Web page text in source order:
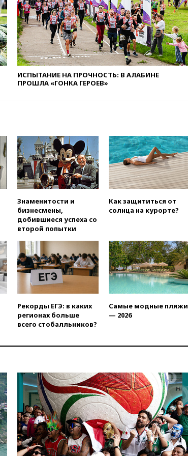
08:51Осужденный в России
американец Гилман
находится при смерти
08:22В Екатеринбурге
атакован склад Wildberries
07:52В Таиланде ученик
устроил стрельбу в школе:
есть жертвы
07:00Лесной пожар в 30
06:00
Суд обязал Meta
выплатить $567 млн по делу о
вреде психическому
здоровью детей
05:51
Трамп подписал указ
против «родильного туризма»
Суд взыскал почти 5 млн
рублей в пользу семьи
мальчика
03:00
МИД РФ: попытки Запада
рассорить Россию и Казахстан
обречены на провал
Ни один водоем Англии
химической безопасности
01:00
ракетах и системах Patriot
арсенала США
вчера, 23:28Слуцкий призвал
признать «Яблоко»
нежелательной организацией
вчера, 23:15В Смоленске
ребенок и женщина погибли
при падении деревьев во
ИСПЫТАНИЕ НА ПРОЧНОСТЬ: В АЛАБИНЕ
ПРОШЛА «ГОНКА ГЕРОЕВ»
Знаменитости и
бизнесмены,
добившиеся успеха со
второй попытки
Как защититься от
солнца на курорте?
Рекорды ЕГЭ: в каких
регионах больше
всего стобалльников?
Самые модные пляжи
— 2026